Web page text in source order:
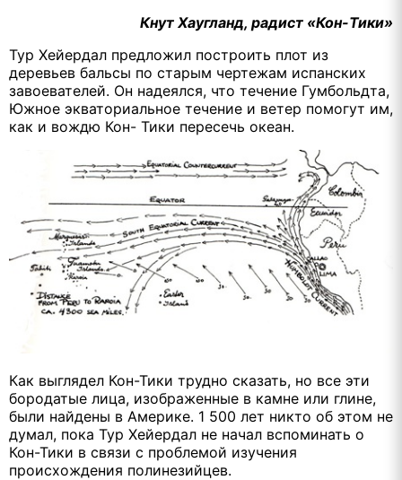
Кнут Хаугланд, радист «Кон-Тики»
Тур Хейердал предложил построить плот из
деревьев бальсы по старым чертежам испанских
завоевателей. Он надеялся, что течение Гумбольдта,
Южное экваториальное течение и ветер помогут им,
как и вождю Кон- Тики пересечь океан.
Как выглядел Кон-Тики трудно сказать, но все эти
бородатые лица, изображенные в камне или глине,
были найдены в Америке. 1 500 лет никто об этом не
думал, пока Тур Хейердал не начал вспоминать о
Кон-Тики в связи с проблемой изучения
происхождения полинезийцев.